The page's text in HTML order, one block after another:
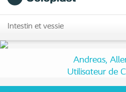
Intestin et vessie
Andreas,
Utilisateur de